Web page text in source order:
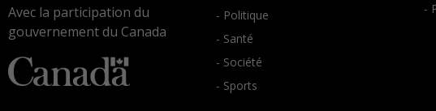
Avec la participation du
gouvernement du Canada
- Politique
- Santé
- Société
- Sports
-